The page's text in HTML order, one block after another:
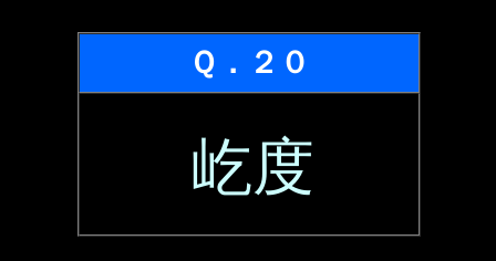
Ｑ．２０
屹度